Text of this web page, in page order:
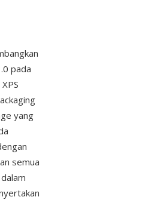
pada
yang
semua